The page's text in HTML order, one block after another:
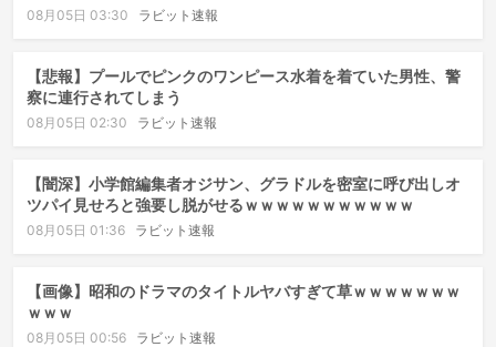
08月05日 03:30 ラビット速報
【悲報】プールでピンクのワンピース水着を着ていた男性、警
察に連行されてしまう
08月05日 02:30 ラビット速報
【闇深】小学館編集者オジサン、グラドルを密室に呼び出しオ
ツパイ見せろと強要し脱がせるｗｗｗｗｗｗｗｗｗｗｗ
08月05日 01:36 ラビット速報
【画像】昭和のドラマのタイトルヤバすぎて草ｗｗｗｗｗｗｗ
ｗｗｗ
08月05日 00:56 ラビット速報